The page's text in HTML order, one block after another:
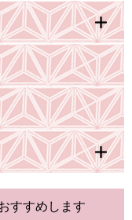
すすめします